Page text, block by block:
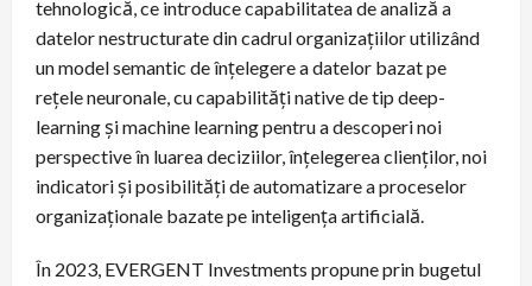
tehnologică, ce introduce capabilitatea de analiză a
datelor nestructurate din cadrul organizațiilor utilizând
un model semantic de înțelegere a datelor bazat pe
rețele neuronale, cu capabilități native de tip deep-
learning și machine learning pentru a descoperi noi
perspective în luarea deciziilor, înțelegerea clienților, noi
indicatori și posibilități de automatizare a proceselor
organizaționale bazate pe inteligența artificială.
În 2023, EVERGENT Investments propune prin bugetul